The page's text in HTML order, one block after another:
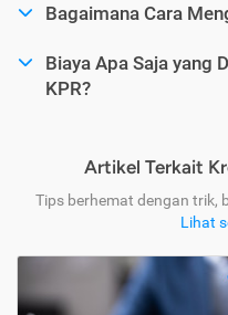
Bagaimana Cara
Biaya Apa Saja yang
KPR?
Artikel Terkait
Tips berhemat dengan trik,
Lihat